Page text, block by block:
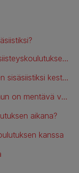
Vessapaikan merkitys pennun sisäsiisteyskoulutuksen aikana
Kuinka kauan pennun kouluttaminen sisäsiistiksi kestää?
Mistä tunnistaa merkit, milloin pennun on mentävä vessaan?
aikana?
kanssa